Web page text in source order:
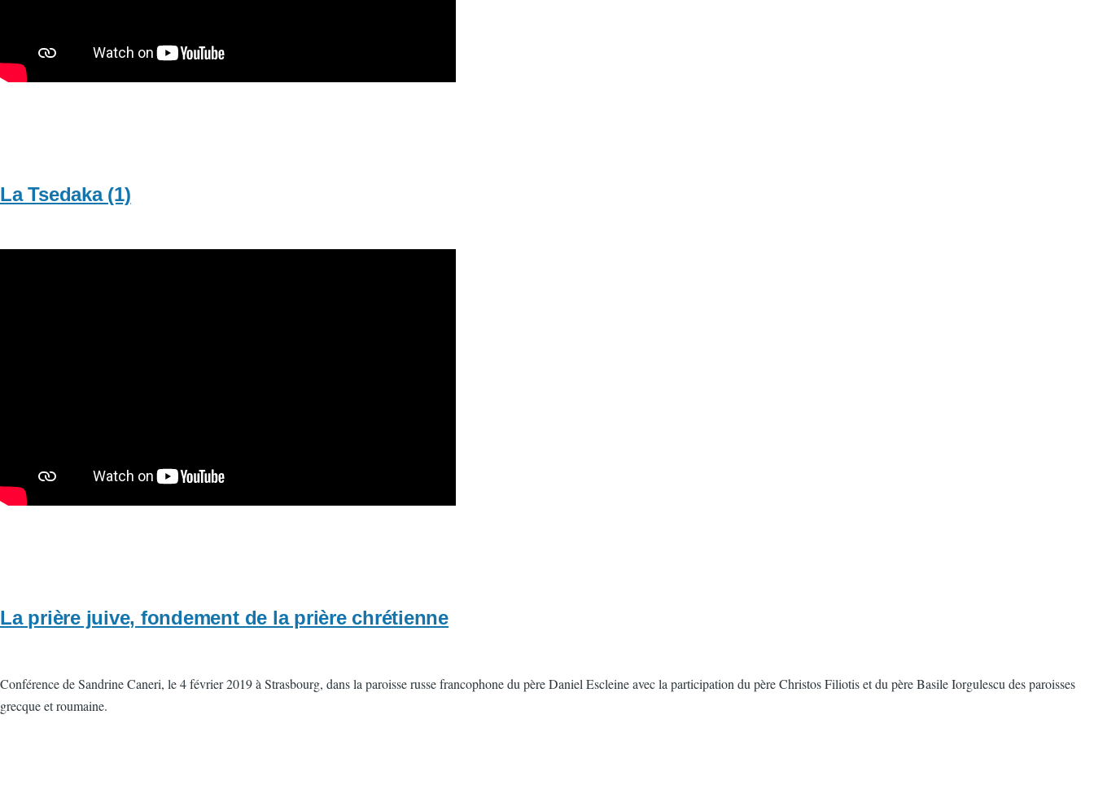
La Tsedaka (1)
La prière juive, fondement de la prière chrétienne
Conférence de Sandrine Caneri, le 4 février 2019 à Strasbourg, dans la paroisse russe francophone du père Daniel Escleine avec la participation du père Christos Filiotis et du père Basile Iorgulescu des paroisses
grecque et roumaine.